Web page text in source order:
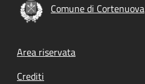
Comune di Cortenuova
Footer menu
Area riservata
Crediti